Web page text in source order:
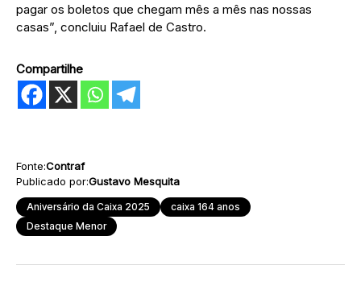
pagar os boletos que chegam mês a mês nas nossas
casas”, concluiu Rafael de Castro.
Compartilhe
Fonte:Contraf
Publicado por:Gustavo Mesquita
Aniversário da Caixa 2025
caixa 164 anos
Destaque Menor